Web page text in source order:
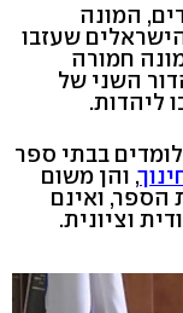
המונה
שעזבו
חמורה
השני של
ליהדות.
בבתי ספר
, והן משום
הספר, ואינם
וציונית.